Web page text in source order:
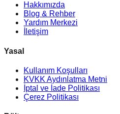
Hakkımızda
Blog & Rehber
Yardım Merkezi
İletişim
Yasal
Kullanım Koşulları
KVKK Aydınlatma Metni
İptal ve İade Politikası
Çerez Politikası